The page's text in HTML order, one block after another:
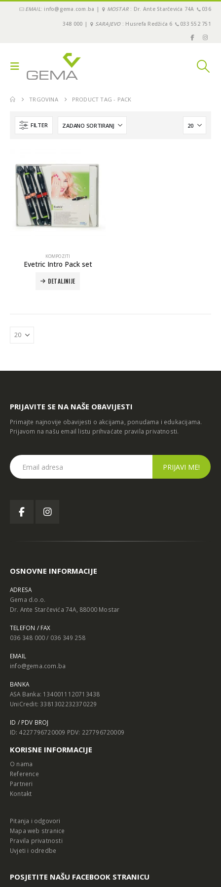
EMAIL: info@gema.com.ba | MOSTAR : Dr. Ante Starčevića 74A 036
348 000 | SARAJEVO: Husrefa Redžića 6 033 552 751
TRGOVINA PRODUCT TAG - PACK
FILTER
KOMPOZITI
Evetric Intro Pack set
DETALJNIJE
PRIJAVITE SE NA NAŠE OBAVIJESTI
Primajte najnovije obavijesti o akcijama, ponudama i edukacijama.
Prijavom na našu email listu prihvaćate pravila privatnosti.
OSNOVNE INFORMACIJE
ADRESA
Gema d.o.o.
Dr. Ante Starčevića 74A, 88000 Mostar
TELEFON / FAX
036 348 000 / 036 349 258
EMAIL
info@gema.com.ba
BANKA
ASA Banka: 1340011120713438
UniCredit: 3381302232370229
ID / PDV BROJ
ID: 4227796720009 PDV: 227796720009
KORISNE INFORMACIJE
O nama
Reference
Partneri
Kontakt
Pitanja i odgovori
Mapa web stranice
Pravila privatnosti
Uvjeti i odredbe
POSJETITE NAŠU FACEBOOK STRANICU